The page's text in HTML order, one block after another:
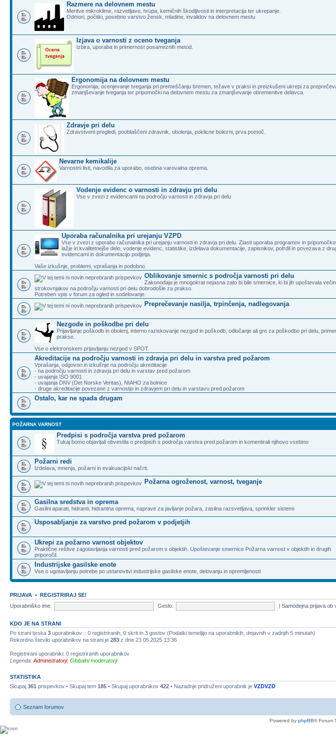
Razmere na delovnem mestu
Meritve mikroklime, razvetljave, hrupa, kemičnih škodljivosti in interpretacija ter ukrepanje.
Odmori, počitki, posebno varstvo žensk, mladine, invalidov na delovnem mestu
Izjava o varnosti z oceno tveganja
Izbira, uporaba in primernost posameznih metod.
Ergonomija na delovnem mestu
Ergonomija, ocenjevanje tveganja pri premeščanju bremen, težave v praksi in preizkušeni ukrepi za
zmanjševanje tveganja ter pripomočki na delovnem mestu za zmanjševanje obremenitve delavca.
Zdravje pri delu
Zdravstveni pregledi, pooblaščeni zdravnik, obolenja, poklicne bolezni, prva pomoč.
Nevarne kemikalije
Varnostni listi, navodila za uporabo, osebna varovalna oprema.
Vodenje evidenc o varnosti in zdravju pri delu
Vse v zvezi z evidencami na področju varnosti in zdravja pri delu
Uporaba računalnika pri urejanju VZPD
Vse v zvezi z uporabo računalnika pri urejanju varnosti in zdravja pri delu. Zlasti uporaba programov in
lažje in kvalitetnejše delo, vodenje evidenc, statistike, izdelava dokumentacije, zapisnikov, potrdil in povezava z
evidencami in dokumentacijo podjetja.
Vaše izkušnje, problemi, vprašanja in podobno.
Oblikovanje smernic s področja varnosti pri delu
Zakonodaja je mnogokrat nejasna zato bi bile smernice, ki bi jih upoštevala
strokovnjakov na področju varnosti pri delu dobrodošle za prakso.
Potreben vpis v forum za ogled in sodelovanje.
Preprečevanje nasilja, trpinčenja, nadlegovanja
Nezgode in poškodbe pri delu
Prijavljanje poškodb in obolenj, interno raziskovanje nezgod in poškodb, odločanje ali gre za poškodbo pri delu,
prakse.
Vse o elektronskem prijavljanju nezgod v SPOT.
Akreditacije na področju varnosti in zdravja pri delu in varstva pred požarom
Vprašanja, odgovori in izkušnje na področju akreditacije
- na področju varnosti in zdravja pri delu in varstav pred požarom
- uvajanja ISO 9001
- uvajanja DNV (Det Norske Veritas), NIAHO za bolnice
- druge akreditacije povezane z varnostjo in zdravjem pri delu in varstavu pred požarom
Ostalo, kar ne spada drugam
POŽARNA VARNOST
Predpisi s področja varstva pred požarom
Tukaj bomo objavljali obvestila o predpisih s področja varstva pred požarom in komentirali njihovo vsebino
Požarni redi
Izdelava, mnenja, požarni in evakuacijski načrti.
Požarna ogroženost, varnost, tveganje
Gasilna sredstva in oprema
Gasilni aparati, hidranti, hidrantna oprema, naprave za javljanje požara, zasilna razsvetljava, sprinkler sistemi
Usposabljanje za varstvo pred požarom v podjetjih
Ukrepi za požarno varnost objektov
Praktične rešitve zagotavljanja varnosti pred požarom v objektih. Upoštevanje smernice Požarna varnost v objektih in drugih
priporočil.
Industrijske gasilske enote
Vse o ugotavljanju potrebe po ustanovitvi industrijske gasilske enote, delovanju in opremljenosti
PRIJAVA • REGISTRIRAJ SE!
Uporabniško ime:
Geslo: |Samodejna prijava
KDO JE NA STRANI
Po strani brska 3 uporabnikov :: 0 registriranih, 0 skrit in 3 gostov (Podatki temeljijo na uporabnikih, dejavnih v zadnjih 5 minutah)
Rekordno število uporabnikov na strani je 283 z dne 23 05 2025 13:36
Registrirani uporabniki: 0 registriranih uporabnikov
Legenda: Administratorji, Globalni moderatorji
STATISTIKA
Skupaj 361 prispevkov • Skupaj tem 185 • Skupaj uporabnikov 422 • Nazadnje pridruženi uporabnik je VZDVZD
Seznam forumov
Powered by phpBB® Forum